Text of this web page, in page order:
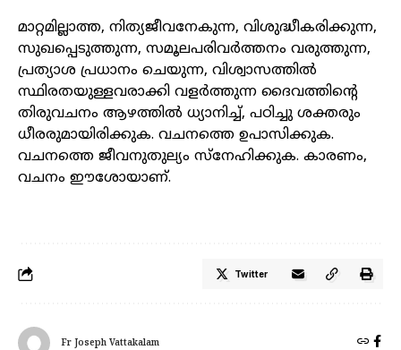
മാറ്റമില്ലാത്ത, നിത്യജീവനേകുന്ന, വിശുദ്ധീകരിക്കുന്ന,
സുഖപ്പെടുത്തുന്ന, സമൂലപരിവർത്തനം വരുത്തുന്ന,
പ്രത്യാശ പ്രധാനം ചെയുന്ന, വിശ്വാസത്തിൽ
സ്ഥിരതയുള്ളവരാക്കി വളർത്തുന്ന ദൈവത്തിന്റെ
തിരുവചനം ആഴത്തിൽ ധ്യാനിച്ച്, പഠിച്ചു ശക്തരും
ധീരരുമായിരിക്കുക. വചനത്തെ ഉപാസിക്കുക.
വചനത്തെ ജീവനുതുല്യം സ്നേഹിക്കുക. കാരണം,
വചനം ഈശോയാണ്.
Twitter
Fr Joseph Vattakalam